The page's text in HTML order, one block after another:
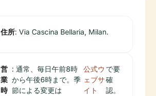
住所: Via Cascina Bellaria, Milan.
営
業
時
: 通常、毎日午前8時
から午後6時まで。季
節による変更は
公式ウ
ェブサ
イト
で要
確
認。